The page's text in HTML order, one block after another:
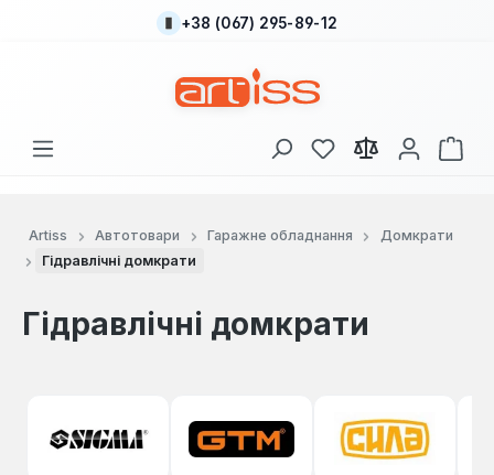
Перейти до основного вмісту
+38 (067) 295-89-12
У вас є 0 у списку
Artiss Автотовари Гаражне обладнання
Домкрати
Гідравлічні домкрати
Гідравлічні домкрати